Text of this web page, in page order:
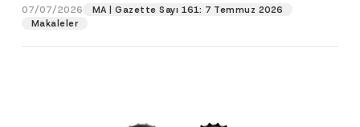
07/07/2026
MA | Gazette Sayı 161: 7 Temmuz 2026
Makaleler